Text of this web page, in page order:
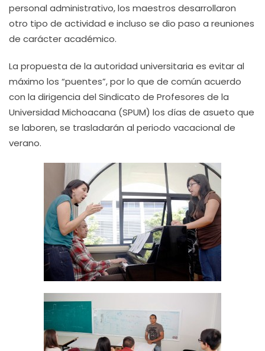
personal administrativo, los maestros desarrollaron
otro tipo de actividad e incluso se dio paso a reuniones
de carácter académico.
La propuesta de la autoridad universitaria es evitar al
máximo los “puentes”, por lo que de común acuerdo
con la dirigencia del Sindicato de Profesores de la
Universidad Michoacana (SPUM) los días de asueto que
se laboren, se trasladarán al periodo vacacional de
verano.